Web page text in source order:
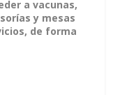
a vacunas,
y mesas
de forma